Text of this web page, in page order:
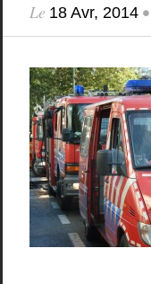
Le 18 Avr, 2014•